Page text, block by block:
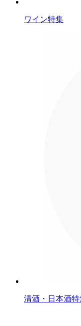
ワイン特集
清酒・日本酒特